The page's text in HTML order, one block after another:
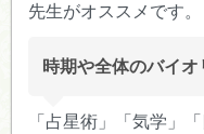
先生がオススメです。
時期や全体のバイ
「占星術」「気学」